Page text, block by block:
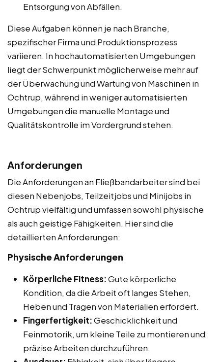
Entsorgung von Abfällen.
Diese Aufgaben können je nach Branche,
spezifischer Firma und Produktionsprozess
variieren. In hochautomatisierten Umgebungen
liegt der Schwerpunkt möglicherweise mehr auf
der Überwachung und Wartung von Maschinen in
Ochtrup, während in weniger automatisierten
Umgebungen die manuelle Montage und
Qualitätskontrolle im Vordergrund stehen.
Anforderungen
Die Anforderungen an Fließbandarbeiter sind bei
diesen Nebenjobs, Teilzeitjobs und Minijobs in
Ochtrup vielfältig und umfassen sowohl physische
als auch geistige Fähigkeiten. Hier sind die
detaillierten Anforderungen:
Physische Anforderungen
Körperliche Fitness:Gute körperliche
Kondition, da die Arbeit oft langes Stehen,
Heben und Tragen von Materialien erfordert.
Fingerfertigkeit:Geschicklichkeit und
Feinmotorik, um kleine Teile zu montieren und
präzise Arbeiten durchzuführen.